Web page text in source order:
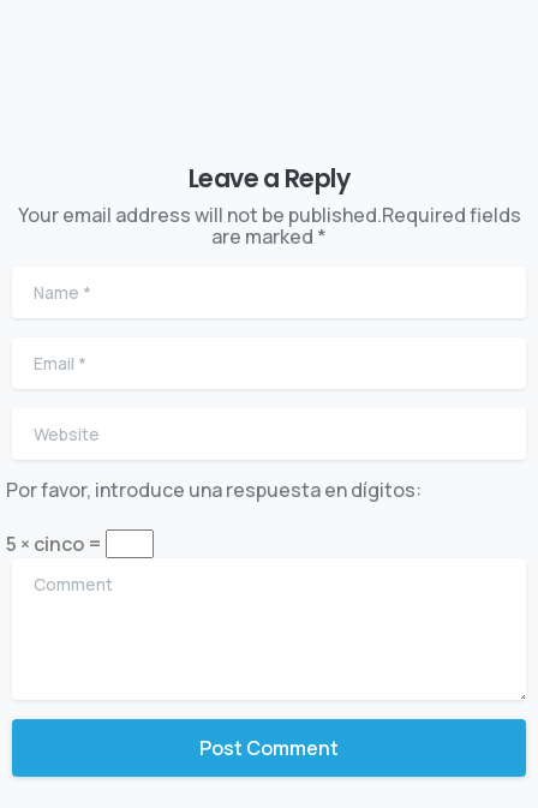
Leave a Reply
Your email address will not be published.Required fields
are marked *
Por favor, introduce una respuesta en dígitos:
5 × cinco =